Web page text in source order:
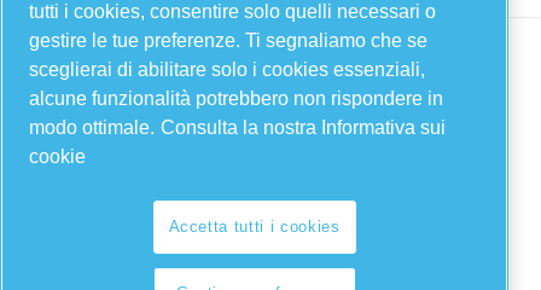
Legal & Privacy Notices
Gestione preferenze cookies
tutti i cookies, consentire solo quelli necessari o
gestire le tue preferenze. Ti segnaliamo che se
sceglierai di abilitare solo i cookies essenziali,
alcune funzionalità potrebbero non rispondere in
modo ottimale. Consulta la nostra Informativa sui
cookie
Accetta tutti i cookies